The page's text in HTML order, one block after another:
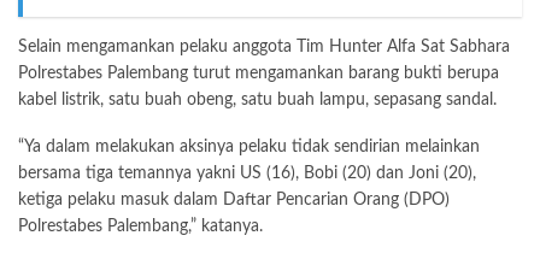
Selain mengamankan pelaku anggota Tim Hunter Alfa Sat Sabhara
Polrestabes Palembang turut mengamankan barang bukti berupa
kabel listrik, satu buah obeng, satu buah lampu, sepasang sandal.
“Ya dalam melakukan aksinya pelaku tidak sendirian melainkan
bersama tiga temannya yakni US (16), Bobi (20) dan Joni (20),
ketiga pelaku masuk dalam Daftar Pencarian Orang (DPO)
Polrestabes Palembang,” katanya.